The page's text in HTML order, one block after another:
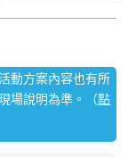
動方案內容也有所
場說明為準。（點